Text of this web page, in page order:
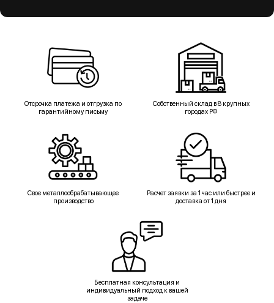
Отсрочка платежа и отгрузка по
гарантийному письму
Собственный склад в 8 крупных
городах РФ
Свое металлообрабатывающее
производство
Расчет заявки за 1 час или быстрее и
доставка от 1 дня
Бесплатная консультация и
индивидуальный подход к вашей
задаче